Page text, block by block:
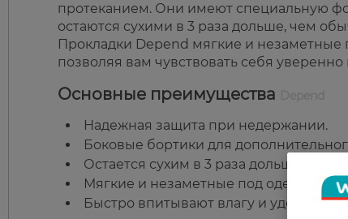
протеканием. Они имеют специальную
остаются сухими в 3 раза дольше, чем
Прокладки Depend мягкие и незаметные
позволяя вам чувствовать себя
Основные преимущества
Надежная защита при недержании.
Боковые бортики для
Остается сухим в 3 раза дольше, чем
Мягкие и незаметные под одеждой.
Быстро впитывают влагу и